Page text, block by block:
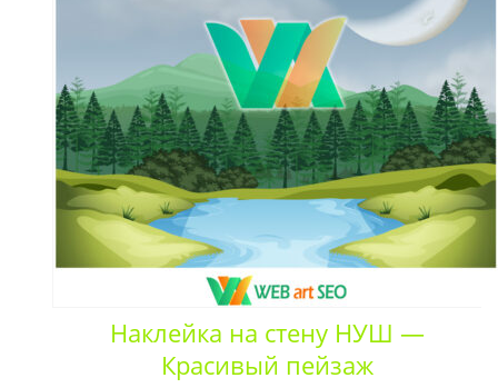
Наклейка на стену НУШ —
Красивый пейзаж